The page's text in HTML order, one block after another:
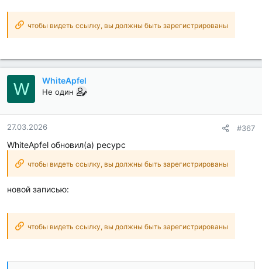
чтобы видеть ссылку, вы должны быть зарегистрированы
W WhiteApfel
Не один
27.03.2026 #367
WhiteApfel обновил(а) ресурс
чтобы видеть ссылку, вы должны быть зарегистрированы
новой записью:
чтобы видеть ссылку, вы должны быть зарегистрированы